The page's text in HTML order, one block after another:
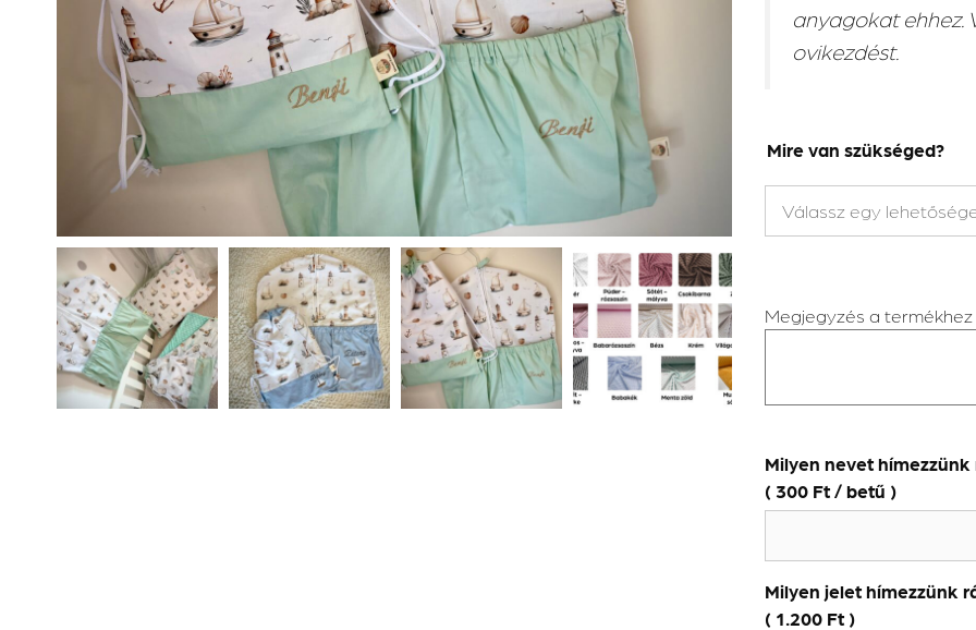
anyagokat ehhez.
ovikezdést.
Mire van szükséged?
Megjegyzés a termékhez
Milyen nevet hímezzünk
( 300 Ft / betű )
Milyen jelet hímezzünk
( 1.200 Ft )